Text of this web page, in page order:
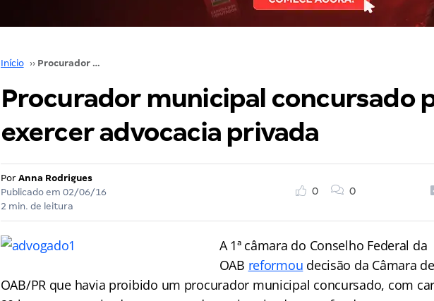
Início ›› Procurador municipal concursado pode exercer advocacia privada
Procurador municipal concursado
exercer advocacia privada
Por Anna Rodrigues
Publicado em 02/06/16
2 min. de leitura
0 0
A 1ª câmara do Conselho Federal da
OAB reformou decisão da Câmara
OAB/PR que havia proibido um procurador municipal concursado, com